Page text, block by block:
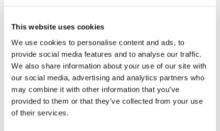
This website uses cookies
We use cookies to personalise content and ads, to
provide social media features and to analyse our traffic.
We also share information about your use of our site with
our social media, advertising and analytics partners who
may combine it with other information that you’ve
provided to them or that they’ve collected from your use
of their services.
Articoli dedicati alla grammatica inglese
Articoli dedicati a inglese nel mondo del lavoro
Articoli con tips e new sulla lingua inglese
Articoli divertenti su film e musica
In quanto di età superiore ai 16 anni, dichiaro di acconsentire
al trattamento dei miei dati personali in conformità
all’informativa privacy.
Desidero ricevere comunicazioni commerciali e promozionali